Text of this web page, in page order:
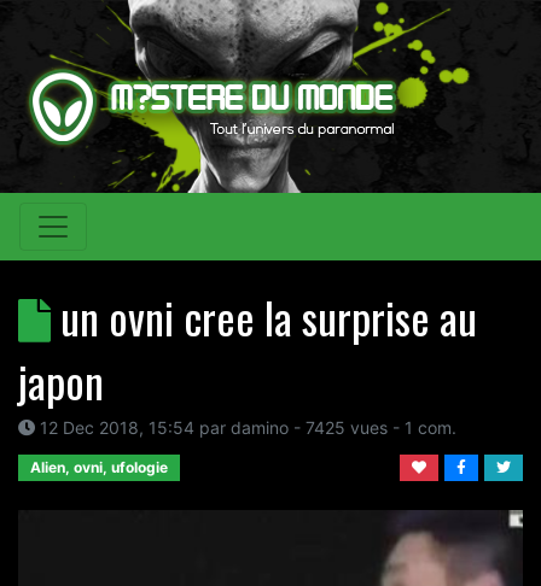
un ovni cree la surprise au
japon
12 Dec 2018, 15:54 par damino - 7425 vues - 1 com.
Alien, ovni, ufologie